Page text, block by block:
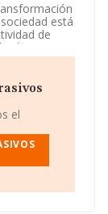
está
de
de
La empresa
las
el
de la
los niveles
ha
el